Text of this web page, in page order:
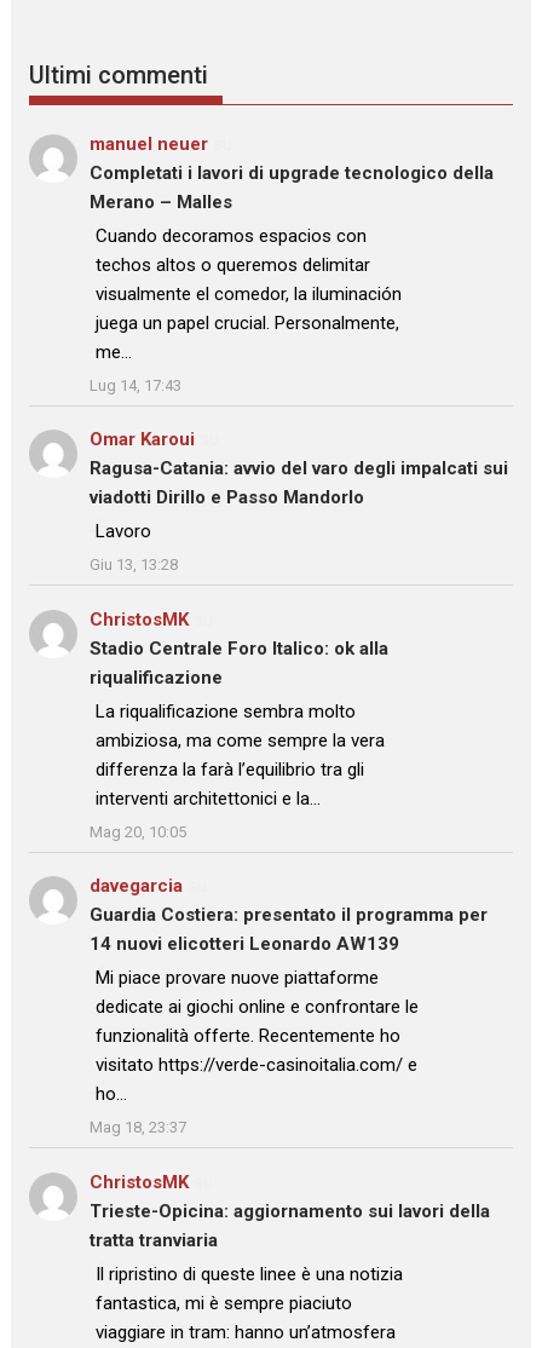
Ultimi commenti
manuel neuer
Completati i lavori di upgrade tecnologico della
Merano – Malles
: “
Cuando decoramos espacios con
techos altos o queremos delimitar
visualmente el comedor, la iluminación
juega un papel crucial. Personalmente,
me…
”
Lug 14, 17:43
Omar Karoui
Ragusa-Catania: avvio del varo degli impalcati sui
viadotti Dirillo e Passo Mandorlo
: “Lavoro
”
Giu 13, 13:28
ChristosMKsu
Stadio Centrale Foro Italico: ok alla
riqualificazione
: “La riqualificazione sembra molto
ambiziosa, ma come sempre la vera
differenza la farà l’equilibrio tra gli
interventi architettonici e la…
”
Mag 20, 10:05
davegarcia
Guardia Costiera: presentato il programma per
14 nuovi elicotteri Leonardo AW139
: “
Mi piace provare nuove piattaforme
dedicate ai giochi online e confrontare le
funzionalità offerte. Recentemente ho
visitato https://verde-casinoitalia.com/ e
ho…
”
Mag 18, 23:37
ChristosMKsu
Trieste-Opicina: aggiornamento sui lavori della
tratta tranviaria
: “
Il ripristino di queste linee è una notizia
fantastica, mi è sempre piaciuto
viaggiare in tram: hanno un’atmosfera